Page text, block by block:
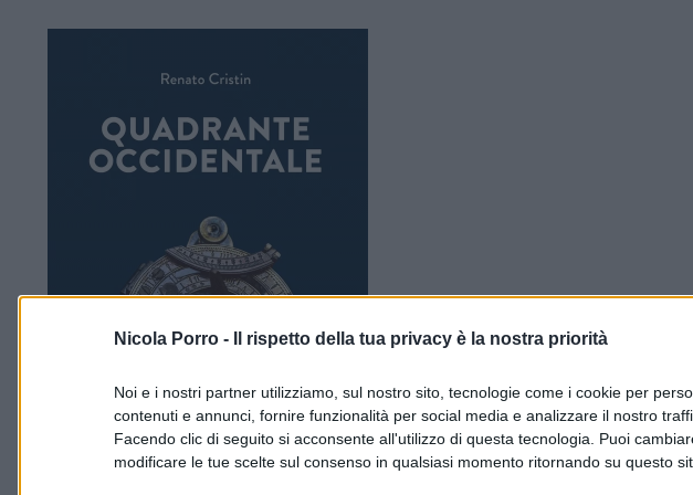
Nicola Porro - Il rispetto della tua privacy è la nostra priorità
Noi e i nostri partner utilizziamo, sul nostro sito, tecnologie come i cookie per
contenuti e annunci, fornire funzionalità per social media e analizzare il nostro
Facendo clic di seguito si acconsente all'utilizzo di questa tecnologia. Puoi
modificare le tue scelte sul consenso in qualsiasi momento ritornando su questo